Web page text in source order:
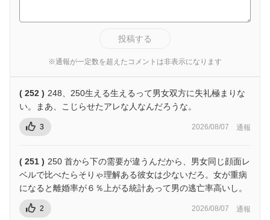
投稿する
※通報が一定数を超えたコメントは非表示になります
( 252 ) 248、250生える生えるって男女双方に失礼極まりな
い。まあ、こじらせたアレな人なんだろうな。
3 2026/08/07 通報
( 251 ) 250 首から下の需要が違うんだから、男女同じ顔面レ
ベルで比べたらそりゃ理解ある彼女は少ないだろ。女が重病
になると離婚率が６％上がる統計あって男の逃亡率高いし。
2 2026/08/07 通報